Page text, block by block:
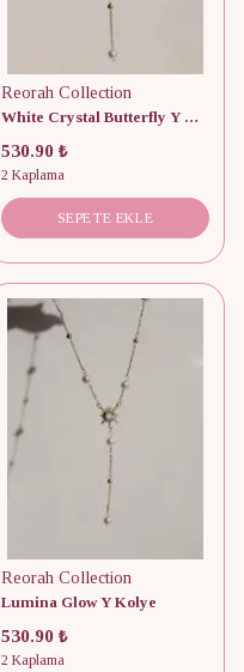
Reorah Collection
White Crystal Butterfly Y Kolye
530.90 ₺
2 Kaplama
SEPETE EKLE
Reorah Collection
Lumina Glow Y Kolye
530.90 ₺
2 Kaplama